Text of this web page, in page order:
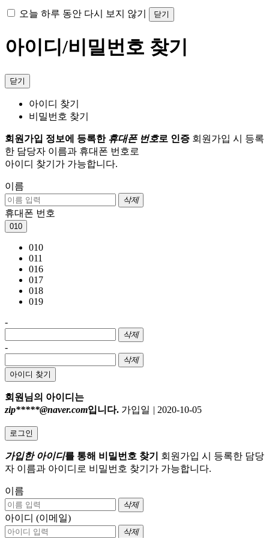
오늘 하루 동안 다시 보지 않기 닫기
아이디/비밀번호 찾기
닫기
아이디 찾기
비밀번호 찾기
회원가입 정보에 등록한 휴대폰 번호로 인증 회원가입 시 등록
한 담당자 이름과 휴대폰 번호로
아이디 찾기가 가능합니다.
이름
삭제
휴대폰 번호
010
010
011
016
017
018
019
-
삭제
-
삭제
아이디 찾기
회원님의 아이디는
zip*****@naver.com입니다. 가입일 | 2020-10-05
로그인
가입한 아이디를 통해 비밀번호 찾기
회원가입 시 등록한 담당
자 이름과 아이디로 비밀번호 찾기가 가능합니다.
이름
삭제
아이디 (이메일)
삭제